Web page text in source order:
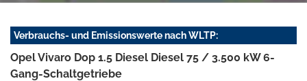
Verbrauchs- und Emissionswerte nach WLTP:
Opel Vivaro Dop 1.5 Diesel Diesel 75 / 3.500 kW 6-
Gang-Schaltgetriebe